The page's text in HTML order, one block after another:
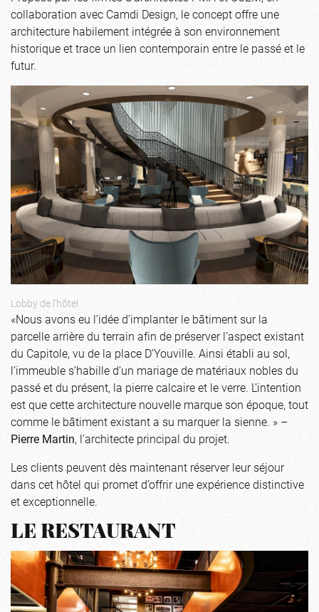
collaboration avec Camdi Design, le concept offre une
architecture habilement intégrée à son environnement
historique et trace un lien contemporain entre le passé et le
futur.
Lobby de l’hôtel
«Nous avons eu l’idée d’implanter le bâtiment sur la
parcelle arrière du terrain afin de préserver l’aspect existant
du Capitole, vu de la place D’Youville. Ainsi établi au sol,
l’immeuble s’habille d’un mariage de matériaux nobles du
passé et du présent, la pierre calcaire et le verre. L’intention
est que cette architecture nouvelle marque son époque, tout
comme le bâtiment existant a su marquer la sienne. » –
Pierre Martin, l’architecte principal du projet.
Les clients peuvent dès maintenant réserver leur séjour
dans cet hôtel qui promet d’offrir une expérience distinctive
et exceptionnelle.
LE RESTAURANT